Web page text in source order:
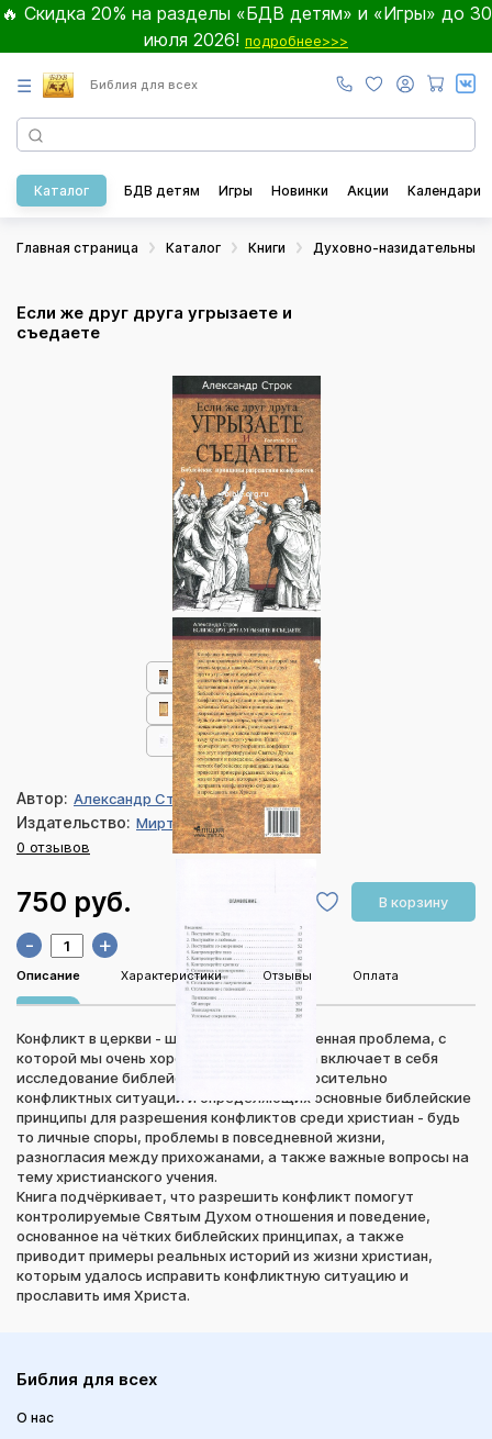
🔥 Скидка 20% на разделы «БДВ детям» и «Игры» до 30
июля 2026! подробнее>>>
☰ Библия для всех
Каталог БДВ детям Игры Новинки Акции Календари
Главная страница Каталог Книги Духовно-назидательные
Если же друг друга угрызаете и
съедаете
Автор: Александр Строк
Издательство: Мирт
0 отзывов
750 руб. В корзину
- +
Описание Характеристики Отзывы Оплата
Конфликт в церкви - широко распространенная проблема, с
которой мы очень хорошо знакомы. Книга включает в себя
исследование библейских отрывков, относительно
конфликтных ситуаций и определяющих основные библейские
принципы для разрешения конфликтов среди христиан - будь
то личные споры, проблемы в повседневной жизни,
разногласия между прихожанами, а также важные вопросы на
тему христианского учения.
Книга подчёркивает, что разрешить конфликт помогут
контролируемые Святым Духом отношения и поведение,
основанное на чётких библейских принципах, а также
приводит примеры реальных историй из жизни христиан,
которым удалось исправить конфликтную ситуацию и
прославить имя Христа.
Библия для всех
О нас